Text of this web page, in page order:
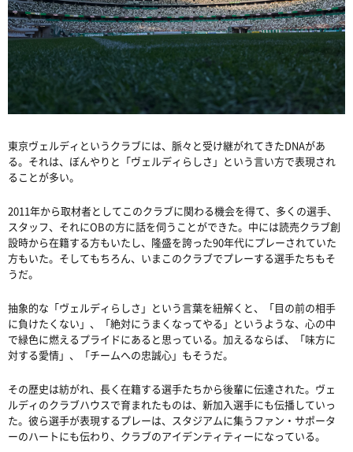
東京ヴェルディというクラブには、脈々と受け継がれてきたDNAがあ
る。それは、ぼんやりと「ヴェルディらしさ」という言い方で表現され
ることが多い。
2011年から取材者としてこのクラブに関わる機会を得て、多くの選手、
スタッフ、それにOBの方に話を伺うことができた。中には読売クラブ創
設時から在籍する方もいたし、隆盛を誇った90年代にプレーされていた
方もいた。そしてもちろん、いまこのクラブでプレーする選手たちもそ
うだ。
抽象的な「ヴェルディらしさ」という言葉を紐解くと、「目の前の相手
に負けたくない」、「絶対にうまくなってやる」というような、心の中
で緑色に燃えるプライドにあると思っている。加えるならば、「味方に
対する愛情」、「チームへの忠誠心」もそうだ。
その歴史は紡がれ、長く在籍する選手たちから後輩に伝達された。ヴェ
ルディのクラブハウスで育まれたものは、新加入選手にも伝播していっ
た。彼ら選手が表現するプレーは、スタジアムに集うファン・サポータ
ーのハートにも伝わり、クラブのアイデンティティーになっている。